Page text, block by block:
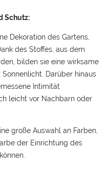
Schutz:
Dekoration des Gartens,
des Stoffes, aus dem
bilden sie eine wirksame
Darüber hinaus
Intimität
leicht vor Nachbarn oder
große Auswahl an Farben,
der Einrichtung des